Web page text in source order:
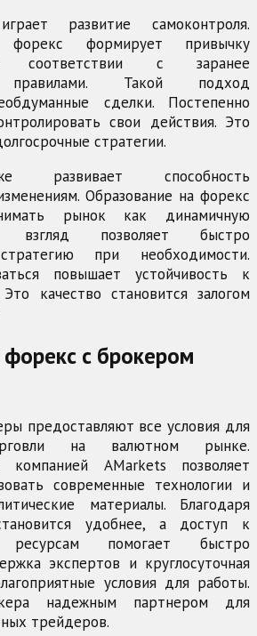
развитие самоконтроля.
форекс формирует привычку
соответствии с заранее
правилами. Такой подход
сделки. Постепенно
свои действия. Это
стратегии.
развивает способность
Образование на форекс
рынок как динамичную
взгляд позволяет быстро
при необходимости.
повышает устойчивость к
качество становится залогом
с брокером
предоставляют все условия для
на валютном рынке.
компанией AMarkets позволяет
современные технологии и
материалы. Благодаря
удобнее, а доступ к
ресурсам помогает быстро
экспертов и круглосуточная
условия для работы.
надежным партнером для
трейдеров.